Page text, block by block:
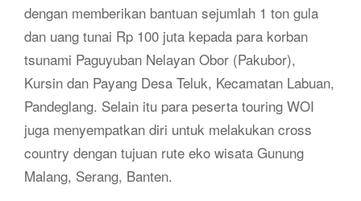
dengan memberikan bantuan sejumlah 1 ton gula
dan uang tunai Rp 100 juta kepada para korban
tsunami Paguyuban Nelayan Obor (Pakubor),
Kursin dan Payang Desa Teluk, Kecamatan Labuan,
Pandeglang. Selain itu para peserta touring WOI
juga menyempatkan diri untuk melakukan cross
country dengan tujuan rute eko wisata Gunung
Malang, Serang, Banten.